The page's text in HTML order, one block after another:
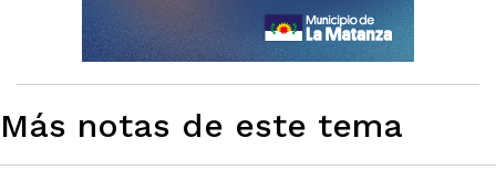
Más notas de este tema